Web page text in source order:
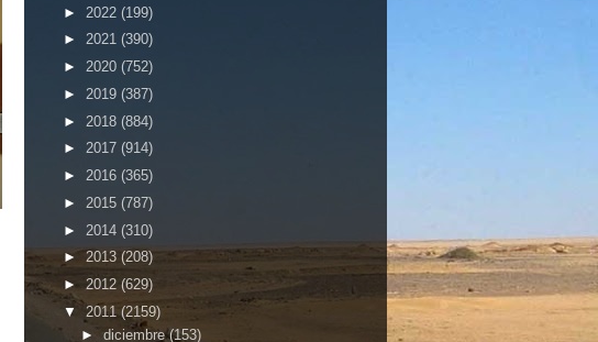
► 2022 (199)
► 2021 (390)
► 2020 (752)
► 2019 (387)
► 2018 (884)
► 2017 (914)
► 2016 (365)
► 2015 (787)
► 2014 (310)
► 2013 (208)
► 2012 (629)
▼ 2011 (2159)
► diciembre(153)